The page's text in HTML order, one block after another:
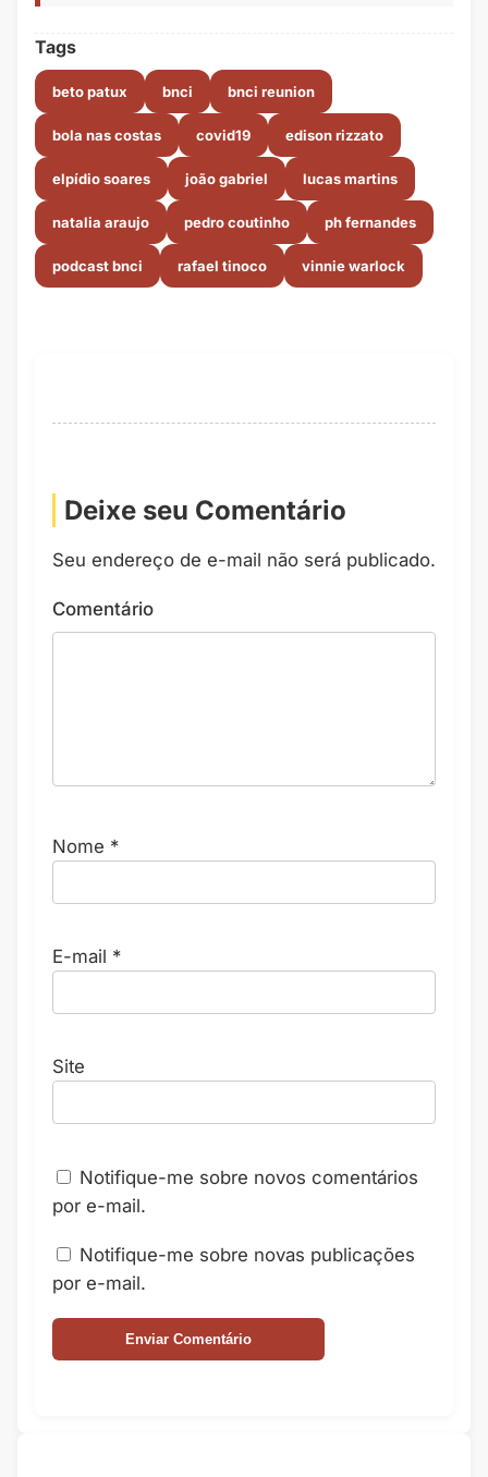
Tags
beto patux bnci bnci reunion
bola nas costas covid19 edison rizzato
elpídio soares joão gabriel lucas martins
natalia araujo pedro coutinho ph fernandes
podcast bnci rafael tinoco vinnie warlock
Deixe seu Comentário
Seu endereço de e-mail não será publicado.
Comentário
Nome *
E-mail *
Site
Notifique-me sobre novos comentários
por e-mail.
Notifique-me sobre novas publicações
por e-mail.